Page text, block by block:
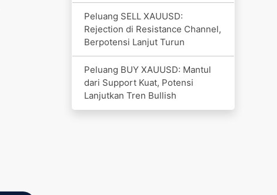
Peluang SELL XAUUSD:
Rejection di Resistance Channel,
Berpotensi Lanjut Turun
Peluang BUY XAUUSD: Mantul
dari Support Kuat, Potensi
Lanjutkan Tren Bullish